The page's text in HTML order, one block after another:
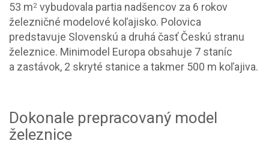
53 m2 vybudovala partia nadšencov za 6 rokov
železničné modelové koľajisko. Polovica
predstavuje Slovenskú a druhá časť Českú stranu
železnice. Minimodel Europa obsahuje 7 staníc
a zastávok, 2 skryté stanice a takmer 500 m koľajiva.
Dokonale prepracovaný model
železnice